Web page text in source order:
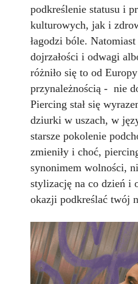
podkreślenie statusu i
kulturowych, jak i
łagodzi bóle.
dojrzałości i odwagi
różniło się to od
przynależnością - nie
Piercing stał się
dziurki w uszach, w
starsze pokolenie
zmieniły i choć,
synonimem wolności,
stylizację na co dzień i
okazji podkreślać twój